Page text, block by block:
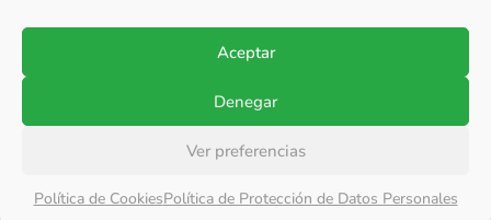
Aceptar
Denegar
Ver preferencias
Política de CookiesPolítica de Protección de Datos Personales
01 8000 415 268
Todos los derechos reservados.